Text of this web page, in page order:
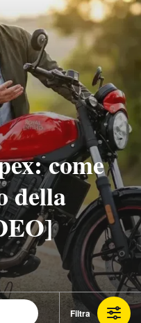
come
della
Filtra